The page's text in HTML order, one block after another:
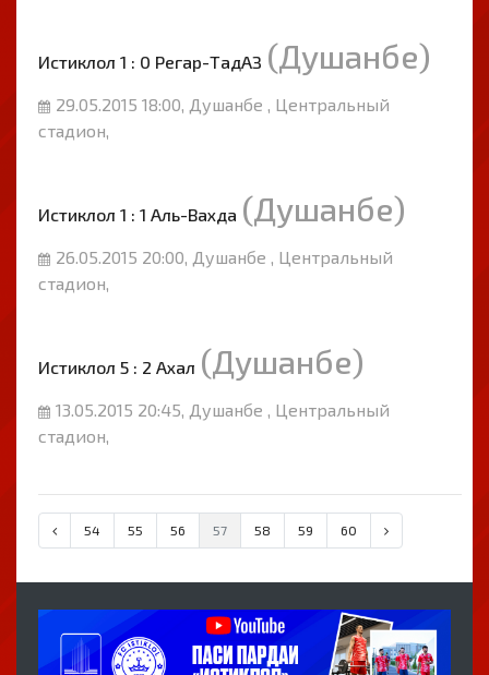
Истиклол 1 : 0 Регар-ТадАЗ (Душанбе)
29.05.2015 18:00, Душанбе , Центральный
стадион,
Истиклол 1 : 1 Аль-Вахда (Душанбе)
26.05.2015 20:00, Душанбе , Центральный
стадион,
Истиклол 5 : 2 Ахал (Душанбе)
13.05.2015 20:45, Душанбе , Центральный
стадион,
54 55 56 57 58 59 60